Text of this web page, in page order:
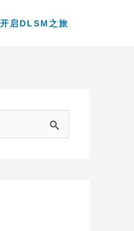
开启DLSM之旅